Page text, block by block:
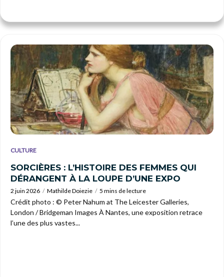
CULTURE
SORCIÈRES : L’HISTOIRE DES FEMMES QUI
DÉRANGENT À LA LOUPE D’UNE EXPO
2 juin 2026 Mathilde Doiezie 5 mins de lecture
Crédit photo : © Peter Nahum at The Leicester Galleries,
London / Bridgeman Images À Nantes, une exposition retrace
l’une des plus vastes...